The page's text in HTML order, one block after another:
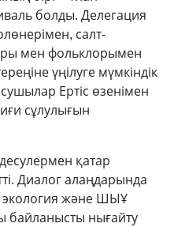
болды. Делегация
салт-
мен фольклорымен
үңілуге мүмкіндік
Ертіс өзенімен
сұлулығын
қатар
Диалог алаңдарында
экология және ШЫҰ
байланысты нығайту